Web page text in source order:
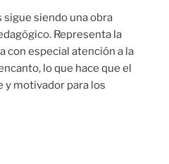
siendo una obra
Representa la
con especial atención a la
lo que hace que el
y motivador para los